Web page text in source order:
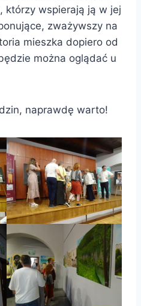
którzy wspierają ją w jej
zważywszy na
mieszka dopiero od
można oglądać u
naprawdę warto!